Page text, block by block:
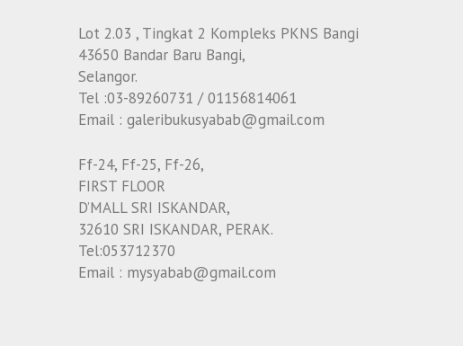
Lot 2.03 , Tingkat 2 Kompleks PKNS Bangi
43650 Bandar Baru Bangi,
Selangor.
Tel :03-89260731 / 01156814061
Email : galeribukusyabab@gmail.com
Ff-24, Ff-25, Ff-26,
FIRST FLOOR
D’MALL SRI ISKANDAR,
32610 SRI ISKANDAR, PERAK.
Tel:053712370
Email : mysyabab@gmail.com